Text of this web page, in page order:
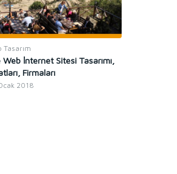
Tasarım
Web İnternet Sitesi Tasarımı,
Firmaları
2018